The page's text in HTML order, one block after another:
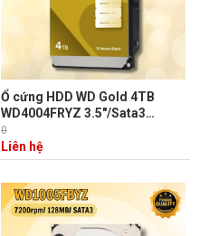
Ổ cứng HDD WD Gold 4TB
WD4004FRYZ 3.5"/Sata3
/256MB /7200RPM
0
Liên hệ